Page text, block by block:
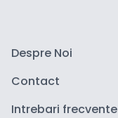
Despre Noi
Contact
Intrebari frecvente